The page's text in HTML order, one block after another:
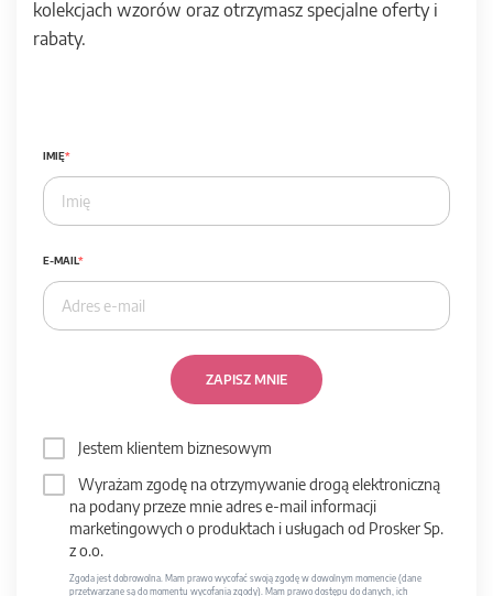
kolekcjach wzorów oraz otrzymasz specjalne oferty i
rabaty.
IMIĘ
E-MAIL
ZAPISZ MNIE
Jestem klientem biznesowym
Wyrażam zgodę na otrzymywanie drogą elektroniczną
na podany przeze mnie adres e-mail informacji
marketingowych o produktach i usługach od Prosker Sp.
z o.o.
Zgoda jest dobrowolna. Mam prawo wycofać swoją zgodę w dowolnym momencie (dane
przetwarzane są do momentu wycofania zgody). Mam prawo dostępu do danych, ich